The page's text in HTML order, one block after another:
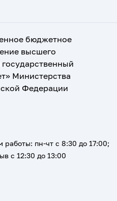
бюджетное
высшего
Министерства
Федерации
работы: пн-чт с 8:30 до 17:00;
с 12:30 до 13:00